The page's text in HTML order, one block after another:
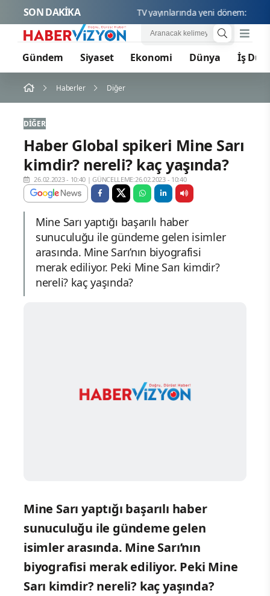
SON DAKİKA TV yayınlarında yeni dönem: 15
Gündem Siyaset Ekonomi Dünya İş
Haberler Diğer
DIĞER
Haber Global spikeri Mine Sarı
kimdir? nereli? kaç yaşında?
26.02.2023 - 10:40 |GÜNCELLEME:26.02.2023 - 10:40
Mine Sarı yaptığı başarılı haber
sunuculuğu ile gündeme gelen isimler
arasında. Mine Sarı’nın biyografisi
merak ediliyor. Peki Mine Sarı kimdir?
nereli? kaç yaşında?
Mine Sarı yaptığı başarılı haber
sunuculuğu ile gündeme gelen
isimler arasında. Mine Sarı’nın
biyografisi merak ediliyor. Peki Mine
Sarı kimdir? nereli? kaç yaşında?